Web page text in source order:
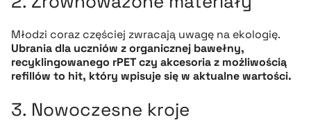
Młodzi coraz częściej zwracają uwagę na ekologię.
Ubrania dla uczniów z organicznej bawełny,
recyklingowanego rPET czy akcesoria z możliwością
refillów to hit, który wpisuje się w aktualne wartości.
3. Nowoczesne kroje